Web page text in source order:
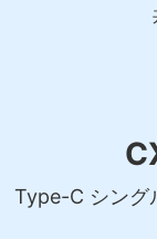
Type-C シング